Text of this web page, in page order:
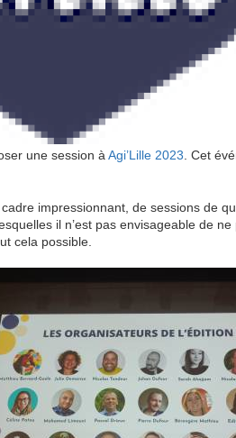
une session àAgi’Lille 2023. Cet
impressionnant, de sessions de
il n’est pas envisageable de
cela possible.